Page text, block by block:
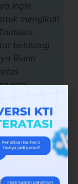
ingin
mengikuti
belakang
Rianti
di
juga literasi.
magang
saya
di bidang
3